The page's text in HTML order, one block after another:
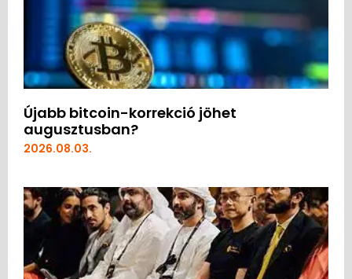
Újabb bitcoin-korrekció jöhet
augusztusban?
2026.08.03.